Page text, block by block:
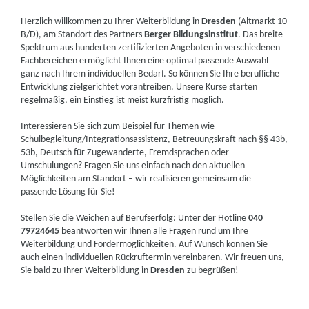
Herzlich willkommen zu Ihrer Weiterbildung inDresden (Altmarkt 10
B/D), am Standort des PartnersBerger Bildungsinstitut. Das breite
Spektrum aus hunderten zertifizierten Angeboten in verschiedenen
Fachbereichen ermöglicht Ihnen eine optimal passende Auswahl
ganz nach Ihrem individuellen Bedarf. So können Sie Ihre berufliche
Entwicklung zielgerichtet vorantreiben. Unsere Kurse starten
regelmäßig, ein Einstieg ist meist kurzfristig möglich.
Interessieren Sie sich zum Beispiel für Themen wie
Schulbegleitung/Integrationsassistenz, Betreuungskraft nach §§ 43b,
53b, Deutsch für Zugewanderte, Fremdsprachen oder
Umschulungen? Fragen Sie uns einfach nach den aktuellen
Möglichkeiten am Standort – wir realisieren gemeinsam die
passende Lösung für Sie!
Stellen Sie die Weichen auf Berufserfolg: Unter der Hotline040
79724645 beantworten wir Ihnen alle Fragen rund um Ihre
Weiterbildung und Fördermöglichkeiten. Auf Wunsch können Sie
auch einen individuellen Rückruftermin vereinbaren. Wir freuen uns,
Sie bald zu Ihrer Weiterbildung inDresden zu begrüßen!